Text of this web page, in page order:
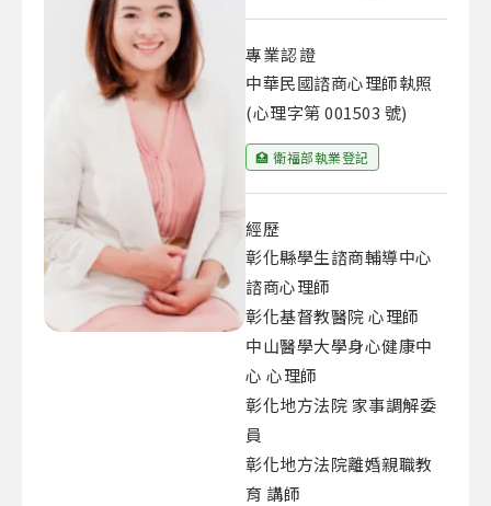
專業認證
中華民國諮商心理師執照
(心理字第 001503 號)
🏥 衛福部執業登記
經歷
彰化縣學生諮商輔導中心
諮商心理師
彰化基督教醫院 心理師
中山醫學大學身心健康中
心 心理師
彰化地方法院 家事調解委
員
彰化地方法院離婚親職教
育 講師